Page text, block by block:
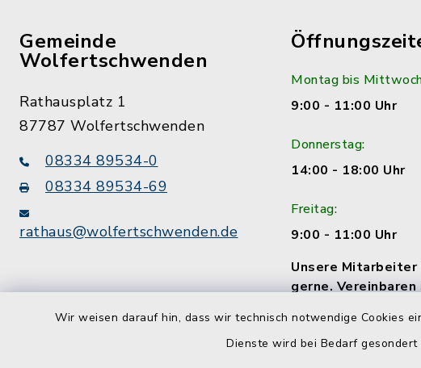
Wir weisen darauf hin, dass wir technisch notwendige Cookies
Dienste wird bei Bedarf
Gemeinde
Wolfertschwenden
Rathausplatz 1
87787 Wolfertschwenden
08334 89534-0
08334 89534-69
rathaus@wolfertschwenden.de
Montag bis
9:00 - 11:00 Uhr
Donnerstag:
14:00 - 18:00 Uhr
Freitag:
9:00 - 11:00 Uhr
Unsere Mitarbeiter
gerne. Vereinbaren